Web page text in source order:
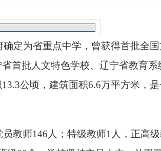
确定为省重点中学，曾获得首批全
首批人文特色学校、辽宁省教育
公顷，建筑面积6.6万平方米，
员教师146 人；特级教师1 人，正高